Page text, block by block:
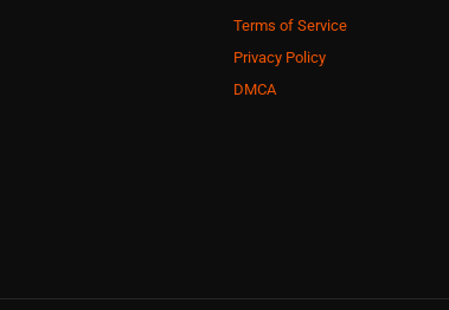
Terms of Service
Privacy Policy
DMCA